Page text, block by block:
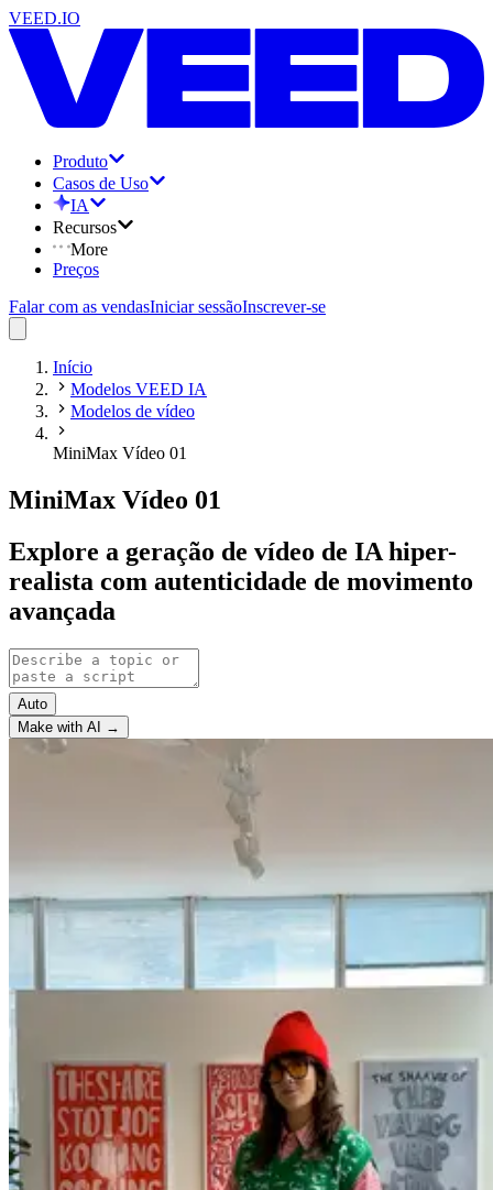
VEED.IO
Produto
Casos de Uso
IA
Recursos
More
Preços
Falar com as vendasIniciar sessãoInscrever-se
Início
Modelos VEED IA
Modelos de vídeo
MiniMax Vídeo 01
MiniMax Vídeo 01
Explore a geração de vídeo de IA hiper-
realista com autenticidade de movimento
avançada
Auto
Make with AI →